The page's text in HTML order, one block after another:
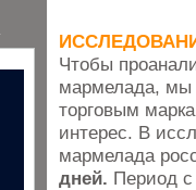
Чтобы
мармелада, мы
торговым
интерес. В
мармелада
дней. Период с